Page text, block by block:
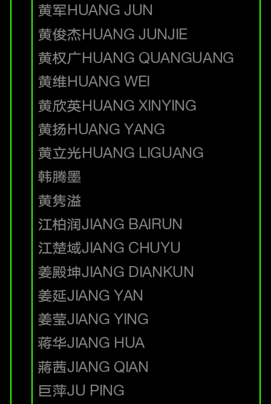
黄军HUANG JUN
黄俊杰HUANG JUNJIE
黄权广HUANG QUANGUANG
黄维HUANG WEI
黄欣英HUANG XINYING
黄扬HUANG YANG
黄立光HUANG LIGUANG
韩腾墨
黄隽溢
江柏润JIANG BAIRUN
江楚域JIANG CHUYU
姜殿坤JIANG DIANKUN
姜延JIANG YAN
姜莹JIANG YING
蒋华JIANG HUA
蔣茜JIANG QIAN
巨萍JU PING